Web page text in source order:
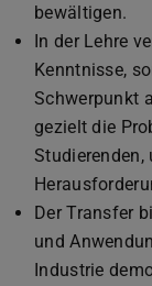
bewältigen.
In der Lehre
Kenntnisse,
Schwerpunkt
gezielt die
Der Transfer
und
Industrie